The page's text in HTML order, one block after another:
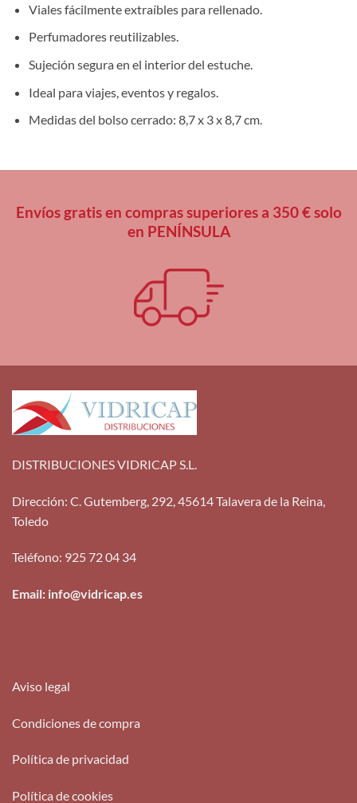
Viales fácilmente extraíbles para rellenado.
Perfumadores reutilizables.
Sujeción segura en el interior del estuche.
Ideal para viajes, eventos y regalos.
Medidas del bolso cerrado: 8,7 x 3 x 8,7 cm.
Envíos gratis en compras superiores a 350 € solo
en PENÍNSULA
DISTRIBUCIONES VIDRICAP S.L.
Dirección: C. Gutemberg, 292, 45614 Talavera de la Reina,
Toledo
Teléfono: 925 72 04 34
Email: info@vidricap.es
Aviso legal
Condiciones de compra
Política de privacidad
Política de cookies